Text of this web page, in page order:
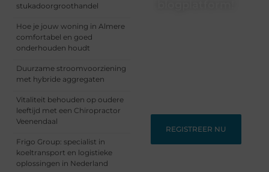
stukadoorgroothandel
Hoe je jouw woning in Almere
comfortabel en goed
onderhouden houdt
Duurzame stroomvoorziening
met hybride aggregaten
Vitaliteit behouden op oudere
leeftijd met een Chiropractor
Veenendaal
Frigo Group: specialist in
koeltransport en logistieke
oplossingen in Nederland
REGISTREER NU